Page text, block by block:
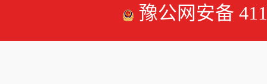
豫公网安备